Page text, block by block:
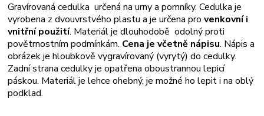
Gravírovaná cedulka určená na urny a pomníky. Cedulka je
vyrobena z dvouvrstvého plastu a je určena provenkovní i
vnitřní použití. Materiál je dlouhodobě odolný proti
povětrnostním podmínkám. Cena je včetně nápisu. Nápis a
obrázek je hloubkově vygravírovaný (vyrytý) do cedulky.
Zadní strana cedulky je opatřena oboustrannou lepicí
páskou. Materiál je lehce ohebný, je možné ho lepit i na oblý
podklad.